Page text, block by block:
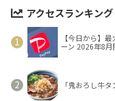
アクセスランキング
【今日から】
ーン 2026年8月
「鬼おろし牛